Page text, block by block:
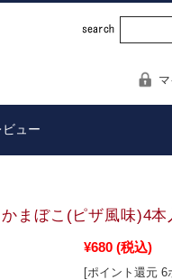
ュー
まぼこ(ピザ風味)4本
¥680 (税込)
[ポイント還元 6